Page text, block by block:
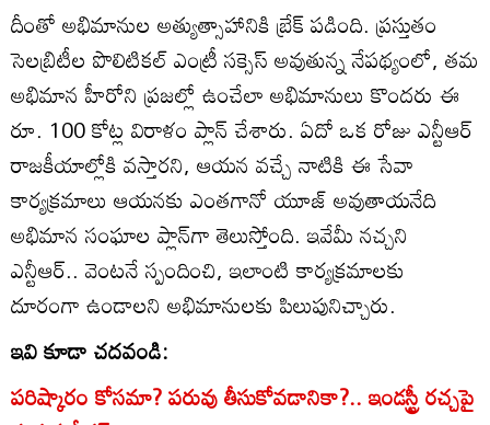
దీంతో అభిమానుల అత్యుత్సాహానికి బ్రేక్ పడింది. ప్రస్తుతం
సెలబ్రిటీల పొలిటికల్ ఎంట్రీ సక్సెస్ అవుతున్న నేపథ్యంలో, తమ
అభిమాన హీరోని ప్రజల్లో ఉంచేలా అభిమానులు కొందరు ఈ
రూ. 100 కోట్ల విరాళం ప్లాన్ చేశారు. ఏదో ఒక రోజు ఎన్టీఆర్
రాజకీయాల్లోకి వస్తారని, ఆయన వచ్చే నాటికి ఈ సేవా
కార్యక్రమాలు ఆయనకు ఎంతగానో యూజ్ అవుతాయనేది
అభిమాన సంఘాల ప్లాన్‌గా తెలుస్తోంది. ఇవేమీ నచ్చని
ఎన్టీఆర్.. వెంటనే స్పందించి, ఇలాంటి కార్యక్రమాలకు
దూరంగా ఉండాలని అభిమానులకు పిలుపునిచ్చారు.
ఇవి కూడా చదవండి:
పరిష్కారం కోసమా? పరువు తీసుకోవడానికా?.. ఇండస్ట్రీ రచ్చ‌పై